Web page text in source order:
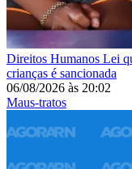
Direitos Humanos Lei
crianças é sancionada
06/08/2026 às 20:02
Maus-tratos